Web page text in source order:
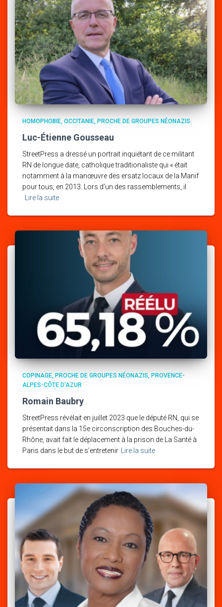
HOMOPHOBIE OCCITANIE PROCHE DE GROUPES NÉONAZIS
Luc-Étienne Gousseau
StreetPress a dressé un portrait inquiétant de ce militant
RN de longue date, catholique traditionaliste qui « était
notamment à la manœuvre des ersatz locaux de la Manif
pour tous, en 2013. Lors d’un des rassemblements, il
Lire la suite
COPINAGE PROCHE DE GROUPES NÉONAZIS
PROVENCE-
ALPES-CÔTE D'AZUR
Romain Baubry
StreetPress révélait en juillet 2023 que le député RN, qui se
présentait dans la 15e circonscription des Bouches-du-
Rhône, avait fait le déplacement à la prison de La Santé à
Paris dans le but de s’entretenir Lire la suite